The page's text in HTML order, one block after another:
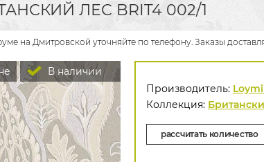
Классика
Английский стиль
РИСУНОК
Граффити
Карта мира
С вензелями
С надписями
Однотонные
Геометрический рисунок
Цветы
Дамаск
В клетку
В полоску Все рисунки
ЛЕС BRIT4 002/1
на Дмитровской уточняйте по телефону. Заказы
В наличии
Производитель:
Коллекция:
рассчитать количество